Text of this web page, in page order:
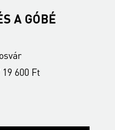
A GÓBÉ
600 Ft